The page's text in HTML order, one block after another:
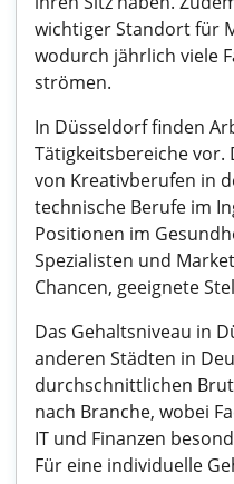
wichtiger Standort für
wodurch jährlich viele
strömen.
In Düsseldorf finden
Tätigkeitsbereiche vor.
von Kreativberufen in
technische Berufe im
Positionen im
Spezialisten und
Chancen, geeignete
Das Gehaltsniveau in
anderen Städten in
durchschnittlichen
nach Branche, wobei
IT und Finanzen
Für eine individuelle